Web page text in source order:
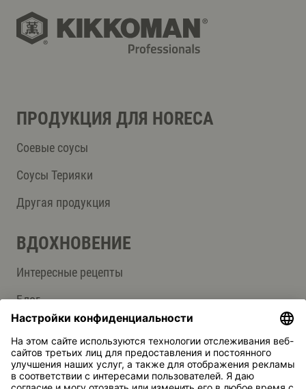
ПРОДУКЦИЯ ДЛЯ HORECA
Соевые соусы
Соусы Терияки
Другая продукция
ВДОХНОВЕНИЕ
Интересные рецепты
Блог
СЛУЖБА ПОДДЕРЖКИ
Контакты